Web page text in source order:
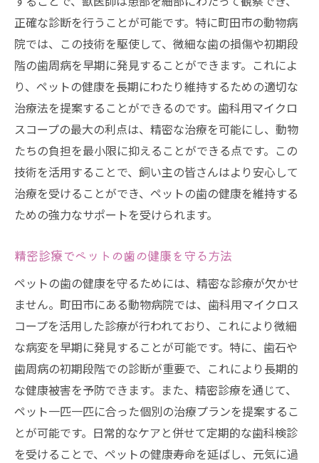
性と安心感
地域住民が推薦する動物病院
歯科治療の信頼を高めるための取り組み
安心して任せられる動物歯科医の選び方
つくし野駅周辺の動物病院の特色とは
信頼性の高い診療を受けるためのポイント
動物病院の選び方：実際の口コミから
動物病院での定期チェックがペットの歯の健康
を守る理由
動物病院で行う歯科チェックの流れ
早期発見がペットの健康を左右する
飼い主が知っておくべき歯科ケアの基本
ペットの歯の問題を未然に防ぐ生活習慣
プロによる定期チェックのメリット
最新技術でペットの健康をサポートする町田市
の動物病院
最先端技術によるペット治療の進化
町田市の動物病院が実践する健康管理法
正確な診断を行うことが可能です。特に町田市の動物病
院では、この技術を駆使して、微細な歯の損傷や初期段
階の歯周病を早期に発見することができます。これによ
り、ペットの健康を長期にわたり維持するための適切な
治療法を提案することができるのです。歯科用マイクロ
スコープの最大の利点は、精密な治療を可能にし、動物
たちの負担を最小限に抑えることができる点です。この
技術を活用することで、飼い主の皆さんはより安心して
治療を受けることができ、ペットの歯の健康を維持する
ための強力なサポートを受けられます。
精密診療でペットの歯の健康を守る方法
ペットの歯の健康を守るためには、精密な診療が欠かせ
ません。町田市にある動物病院では、歯科用マイクロス
コープを活用した診療が行われており、これにより微細
な病変を早期に発見することが可能です。特に、歯石や
歯周病の初期段階での診断が重要で、これにより長期的
な健康被害を予防できます。また、精密診療を通じて、
ペット一匹一匹に合った個別の治療プランを提案するこ
とが可能です。日常的なケアと併せて定期的な歯科検診
を受けることで、ペットの健康寿命を延ばし、元気に過